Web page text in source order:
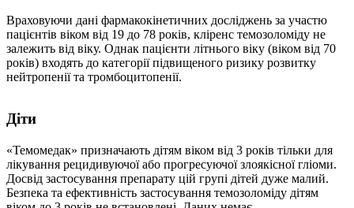
Враховуючи дані фармакокінетичних досліджень за участю
пацієнтів віком від 19 до 78 років, кліренс темозоломіду не
залежить від віку. Однак пацієнти літнього віку (віком від 70
років) входять до категорії підвищеного ризику розвитку
нейтропенії та тромбоцитопенії.
Діти
«Темомедак» призначають дітям віком від 3 років тільки для
лікування рецидивуючої або прогресуючої злоякісної гліоми.
Досвід застосування препарату цій групі дітей дуже малий.
Безпека та ефективність застосування темозоломіду дітям